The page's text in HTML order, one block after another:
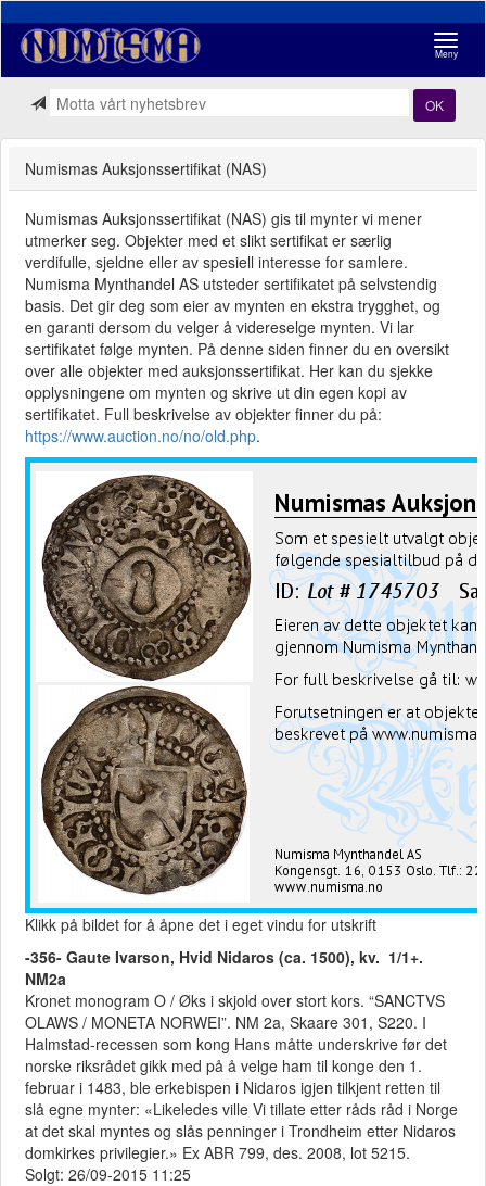
Meny
OK
Numismas Auksjonssertifikat (NAS)
Numismas Auksjonssertifikat (NAS) gis til mynter vi mener
utmerker seg. Objekter med et slikt sertifikat er særlig
verdifulle, sjeldne eller av spesiell interesse for samlere.
Numisma Mynthandel AS utsteder sertifikatet på selvstendig
basis. Det gir deg som eier av mynten en ekstra trygghet, og
en garanti dersom du velger å videreselge mynten. Vi lar
sertifikatet følge mynten. På denne siden finner du en oversikt
over alle objekter med auksjonssertifikat. Her kan du sjekke
opplysningene om mynten og skrive ut din egen kopi av
sertifikatet. Full beskrivelse av objekter finner du på:
https://www.auction.no/no/old.php.
Klikk på bildet for å åpne det i eget vindu for utskrift
-356- Gaute Ivarson, Hvid Nidaros (ca. 1500), kv. 1/1+.
NM2a
Kronet monogram O / Øks i skjold over stort kors. “SANCTVS
OLAWS / MONETA NORWEI”. NM 2a, Skaare 301, S220. I
Halmstad-recessen som kong Hans måtte underskrive før det
norske riksrådet gikk med på å velge ham til konge den 1.
februar i 1483, ble erkebispen i Nidaros igjen tilkjent retten til
slå egne mynter: «Likeledes ville Vi tillate etter råds råd i Norge
at det skal myntes og slås penninger i Trondheim etter Nidaros
domkirkes privilegier.» Ex ABR 799, des. 2008, lot 5215.
Solgt: 26/09-2015 11:25